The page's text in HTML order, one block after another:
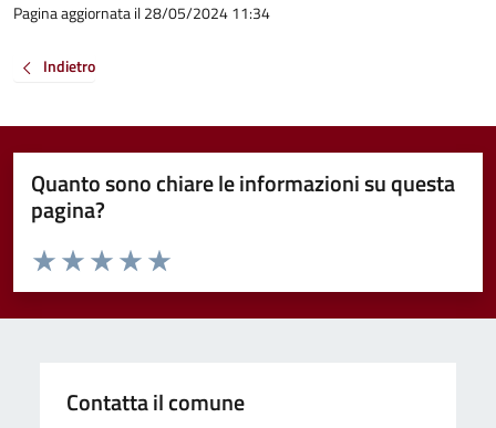
Pagina aggiornata il 28/05/2024 11:34
Indietro
Quanto sono chiare le informazioni su questa
pagina?
Valuta da 1 a 5 stelle la pagina
Valuta 5 stelle su 5
Valuta 4 stelle su 5
Valuta 3 stelle su 5
Valuta 2 stelle su 5
Valuta 1 stelle su 5
Contatta il comune